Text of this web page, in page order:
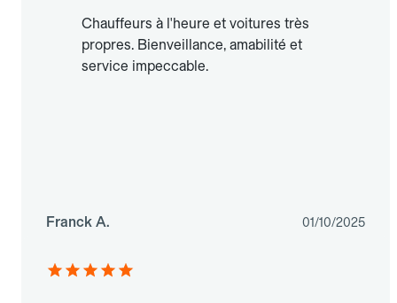
Chauffeurs à l'heure et voitures très
propres. Bienveillance, amabilité et
service impeccable.
Franck A. 01/10/2025